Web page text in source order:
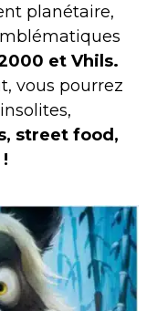
planétaire,
et Vhils.
vous pourrez
street food,